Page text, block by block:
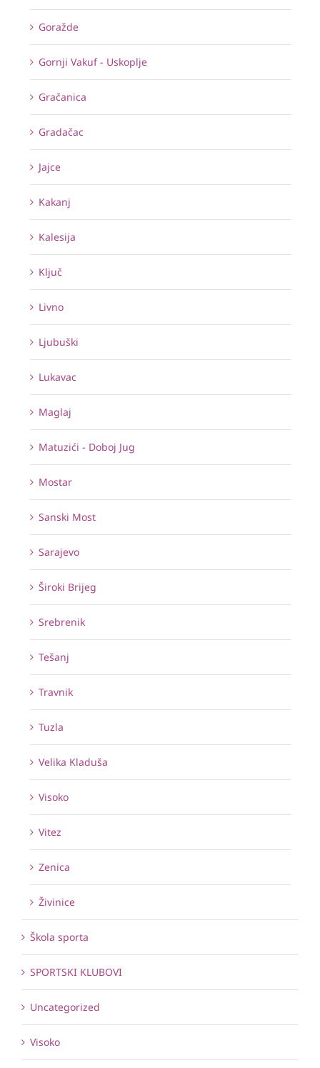
Goražde
Gornji Vakuf - Uskoplje
Gračanica
Gradačac
Jajce
Kakanj
Kalesija
Ključ
Livno
Ljubuški
Lukavac
Maglaj
Matuzići - Doboj Jug
Mostar
Sanski Most
Sarajevo
Široki Brijeg
Srebrenik
Tešanj
Travnik
Tuzla
Velika Kladuša
Visoko
Vitez
Zenica
Živinice
Škola sporta
SPORTSKI KLUBOVI
Uncategorized
Visoko